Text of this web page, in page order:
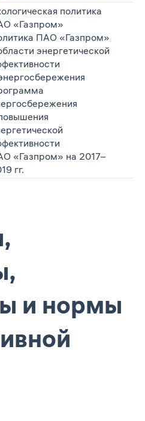
политика
«Газпром»
ПАО «Газпром»
энергетической
«Газпром» на 2017–
гг.
и нормы